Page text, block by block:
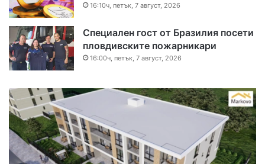
16:10ч, петък, 7 август, 2026
Специален гост от Бразилия посети
пловдивските пожарникари
16:00ч, петък, 7 август, 2026